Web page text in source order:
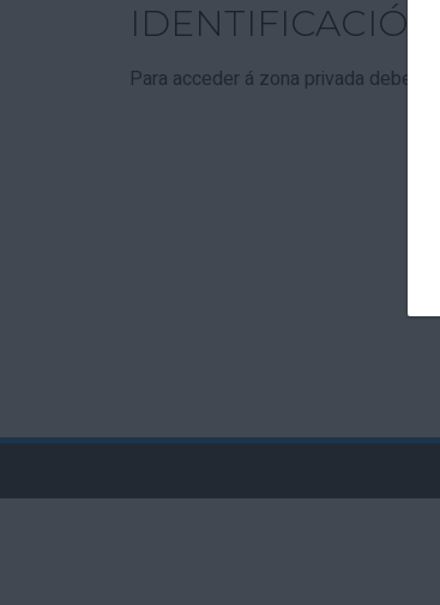
IDENTIFICACIÓN
Para acceder á zona privada debe